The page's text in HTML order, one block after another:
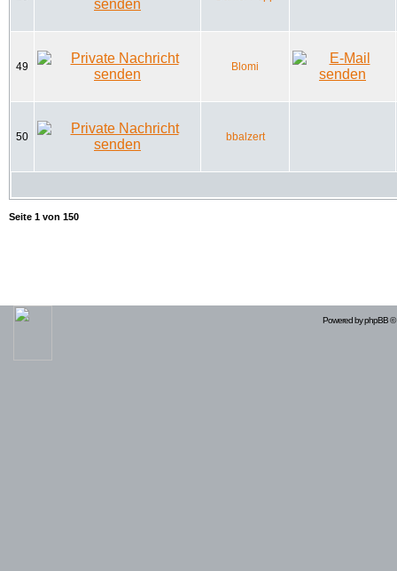
49 Blomi
50 bbalzert
Seite 1 von 150
Powered byphpBB©